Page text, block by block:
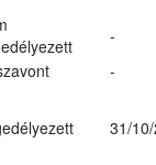
-
-
31/